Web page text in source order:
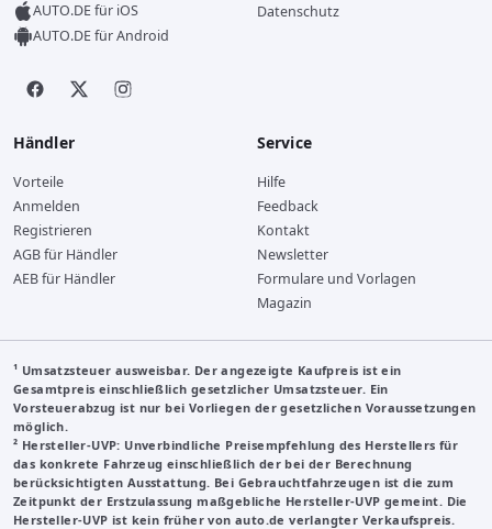
AUTO.DE für iOS
AUTO.DE für Android
Datenschutz
Händler
Vorteile
Anmelden
Registrieren
AGB für Händler
AEB für Händler
Service
Hilfe
Feedback
Kontakt
Newsletter
Formulare und Vorlagen
Magazin
¹ Umsatzsteuer ausweisbar. Der angezeigte Kaufpreis ist ein
Gesamtpreis einschließlich gesetzlicher Umsatzsteuer. Ein
Vorsteuerabzug ist nur bei Vorliegen der gesetzlichen Voraussetzungen
möglich.
² Hersteller-UVP: Unverbindliche Preisempfehlung des Herstellers für
das konkrete Fahrzeug einschließlich der bei der Berechnung
berücksichtigten Ausstattung. Bei Gebrauchtfahrzeugen ist die zum
Zeitpunkt der Erstzulassung maßgebliche Hersteller-UVP gemeint. Die
Hersteller-UVP ist kein früher von auto.de verlangter Verkaufspreis.